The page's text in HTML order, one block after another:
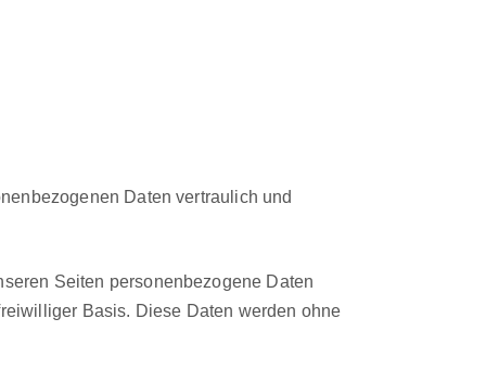
Dat­en ver­traulich und
Seit­en per­so­n­en­be­zo­gene Dat­en
Basis. Diese Dat­en wer­den ohne